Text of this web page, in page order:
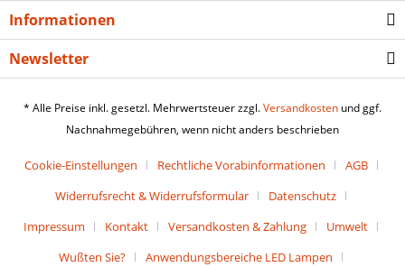
Informationen
Newsletter
* Alle Preise inkl. gesetzl. Mehrwertsteuer zzgl.Versandkosten und ggf.
Nachnahmegebühren, wenn nicht anders beschrieben
Cookie-Einstellungen Rechtliche Vorabinformationen
AGB
Widerrufsrecht & Widerrufsformular
Datenschutz
Impressum
Kontakt Versandkosten & Zahlung
Umwelt
Wußten Sie?
Anwendungsbereiche LED Lampen